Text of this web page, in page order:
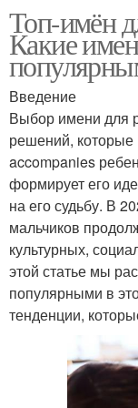
Топ-имён
Какие
Введение
Выбор имени для
решений,
accompanies
формирует его
на его судьбу. В
мальчиков
культурных,
этой статье мы
популярными в
тенденции,